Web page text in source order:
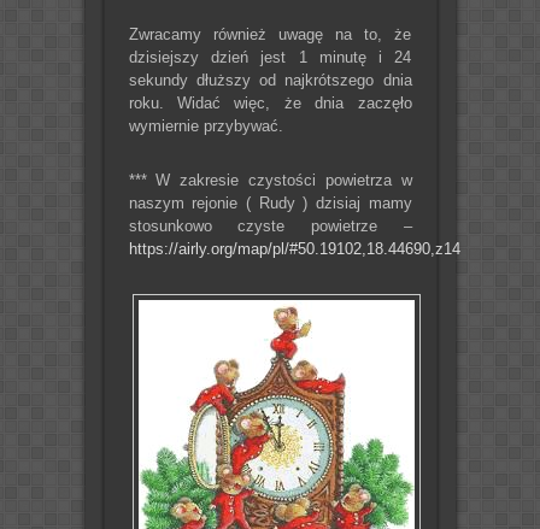
Zwracamy również uwagę na to, że
dzisiejszy dzień jest 1 minutę i 24
sekundy dłuższy od najkrótszego dnia
roku. Widać więc, że dnia zaczęło
wymiernie przybywać.
*** W zakresie czystości powietrza w
naszym rejonie ( Rudy ) dzisiaj mamy
stosunkowo czyste powietrze –
https://airly.org/map/pl/#50.19102,18.44690,z14